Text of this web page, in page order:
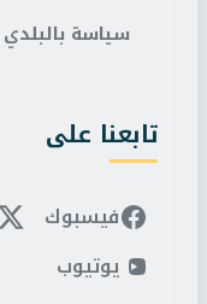
سياسة بالبلدي
تابعنا على
فيسبوك
يوتيوب